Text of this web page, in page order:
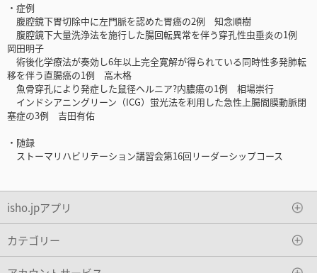
・症例
腹腔鏡下胃切除中に左門脈を認めた胃癌の2例 知念順樹
腹腔鏡下大量洗浄法を施行した腸回転異常を伴う穿孔性虫垂炎の1例
岡田明子
術後化学療法が奏効し6年以上完全寛解が得られている同時性多発肺転
移を伴う直腸癌の1例 高木格
魚骨穿孔により発症した鼠径ヘルニア?内膿瘍の1例 相場崇行
インドシアニングリーン（ICG）蛍光法を利用した急性上腸間膜動脈閉
塞症の3例 吉田有佑
・随録
ストーマリハビリテーション講習会第16回リーダーシップコース
isho.jpアプリ
カテゴリー